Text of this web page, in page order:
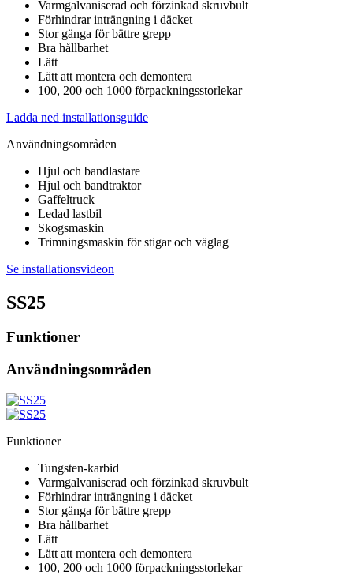
Varmgalvaniserad och förzinkad skruvbult
Förhindrar inträngning i däcket
Stor gänga för bättre grepp
Bra hållbarhet
Lätt
Lätt att montera och demontera
100, 200 och 1000 förpackningsstorlekar
Ladda ned installationsguide
Användningsområden
Hjul och bandlastare
Hjul och bandtraktor
Gaffeltruck
Ledad lastbil
Skogsmaskin
Trimningsmaskin för stigar och väglag
Se installationsvideon
SS25
Funktioner
Användningsområden
Funktioner
Tungsten-karbid
Varmgalvaniserad och förzinkad skruvbult
Förhindrar inträngning i däcket
Stor gänga för bättre grepp
Bra hållbarhet
Lätt
Lätt att montera och demontera
100, 200 och 1000 förpackningsstorlekar